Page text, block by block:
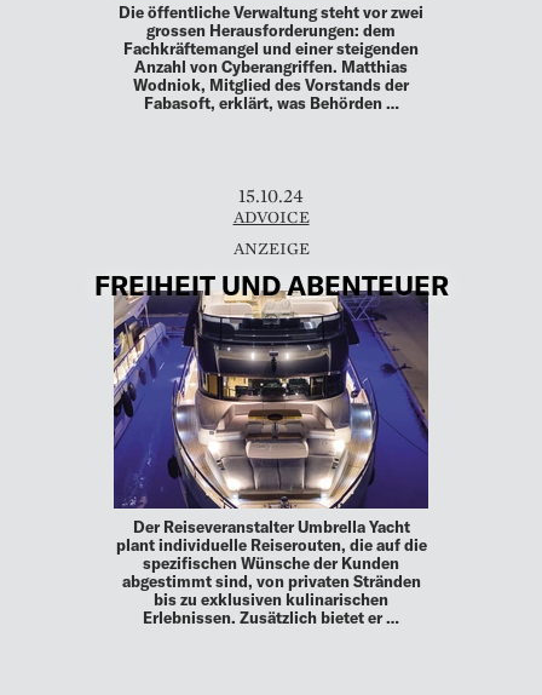
Die öffentliche Verwaltung steht vor zwei
grossen Herausforderungen: dem
Fachkräftemangel und einer steigenden
Anzahl von Cyberangriffen. Matthias
Wodniok, Mitglied des Vorstands der
Fabasoft, erklärt, was Behörden …
15.10.24
ADVOICE
FREIHEIT UND ABENTEUER
Der Reiseveranstalter Umbrella Yacht
plant individuelle Reiserouten, die auf die
spezifischen Wünsche der Kunden
abgestimmt sind, von privaten Stränden
bis zu exklusiven kulinarischen
Erlebnissen. Zusätzlich bietet er …